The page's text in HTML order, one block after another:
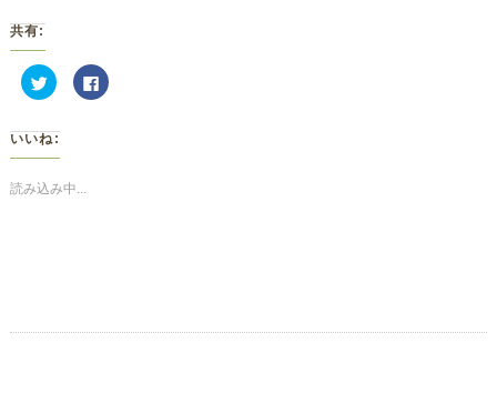
共有:
ク
リ
し
て
Twitter
共
有
開
Facebook
で
し
いいね:
読み込み中...